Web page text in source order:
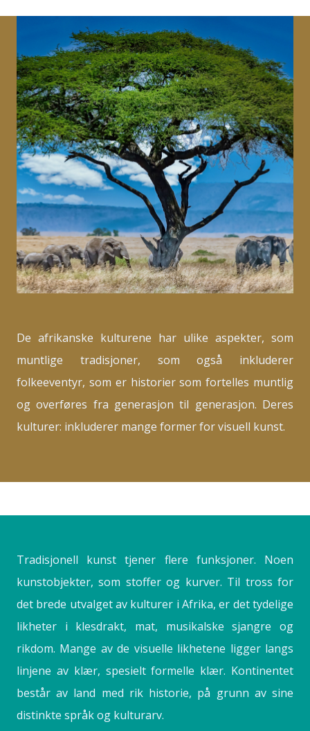
De afrikanske kulturene har ulike aspekter, som
muntlige tradisjoner, som også inkluderer
folkeeventyr, som er historier som fortelles muntlig
og overføres fra generasjon til generasjon. Deres
kulturer: inkluderer mange former for visuell kunst.
Tradisjonell kunst tjener flere funksjoner. Noen
kunstobjekter, som stoffer og kurver. Til tross for
det brede utvalget av kulturer i Afrika, er det tydelige
likheter i klesdrakt, mat, musikalske sjangre og
rikdom. Mange av de visuelle likhetene ligger langs
linjene av klær, spesielt formelle klær. Kontinentet
består av land med rik historie, på grunn av sine
distinkte språk og kulturarv.